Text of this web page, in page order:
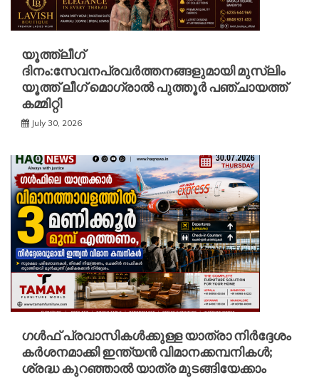
യൂത്ത്ലീഗ്
ദിനം:സേവനപ്രവർത്തനങ്ങളുമായി മുസ്ലിം
യൂത്ത് ലീഗ് മൊഗ്രാൽ പുത്തൂർ പഞ്ചായത്ത്
കമ്മിറ്റി
July 30, 2026
ഗൾഫ് പ്രവാസികൾക്കുള്ള യാത്രാ നിർദ്ദേശം
കർശനമാക്കി ഇന്ത്യൻ വിമാനക്കമ്പനികൾ;
ശ്രദ്ധ കുറഞ്ഞാൽ യാത്ര മുടങ്ങിയേക്കാം